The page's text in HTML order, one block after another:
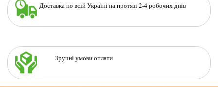
Доставка по всій Україні на протязі 2-4 робочих днів
Зручні умови оплати